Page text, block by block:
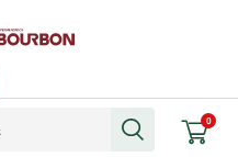
0